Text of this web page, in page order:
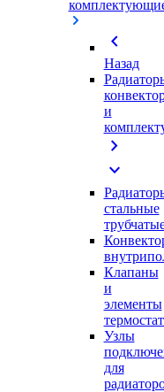
chevron_left
Назад
и
chevron_right
expand_more
стальные
Клапаны
и
элементы
Узлы
для